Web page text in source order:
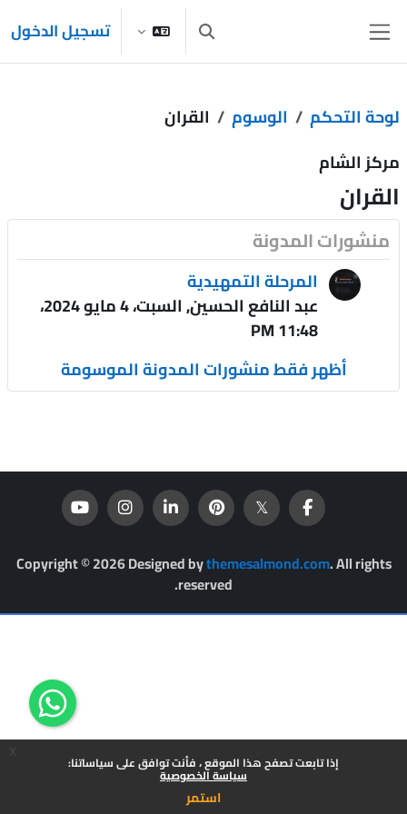
إذا تابعت تصفح هذا الموقع ، فأنت توافق على سياساتنا:
سياسة الخصوصية
استمر
واجهة جانبية تبديل إدخال البحثتسجيل الدخول
لوحة التحكم الوسوم
القران
مركز الشام
القران
منشورات المدونة
المرحلة التمهيدية
عبد النافع الحسين, السبت، 4 مايو 2024،
11:48 PM
أظهر فقط منشورات المدونة الموسومة
Copyright © 2026 Designed bythemesalmond.com. All rights
reserved.